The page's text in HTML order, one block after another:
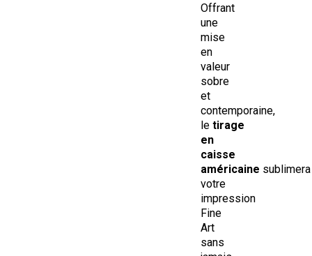
Offrant
une
mise
en
valeur
sobre
et
contemporaine,
le tirage
en
caisse
américaine sublimera
votre
impression
Fine
Art
sans